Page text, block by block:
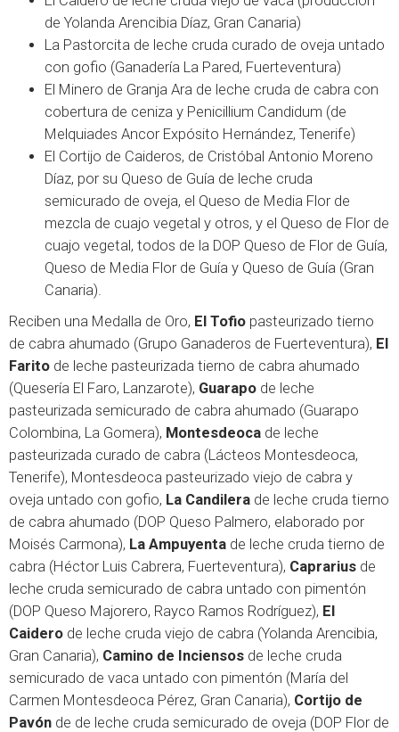
de Yolanda Arencibia Díaz, Gran Canaria)
La Pastorcita de leche cruda curado de oveja untado
con gofio (Ganadería La Pared, Fuerteventura)
El Minero de Granja Ara de leche cruda de cabra con
cobertura de ceniza y Penicillium Candidum (de
Melquiades Ancor Expósito Hernández, Tenerife)
El Cortijo de Caideros, de Cristóbal Antonio Moreno
Díaz, por su Queso de Guía de leche cruda
semicurado de oveja, el Queso de Media Flor de
mezcla de cuajo vegetal y otros, y el Queso de Flor de
cuajo vegetal, todos de la DOP Queso de Flor de Guía,
Queso de Media Flor de Guía y Queso de Guía (Gran
Canaria).
Reciben una Medalla de Oro, El Tofio pasteurizado tierno
de cabra ahumado (Grupo Ganaderos de Fuerteventura), El
Farito de leche pasteurizada tierno de cabra ahumado
(Quesería El Faro, Lanzarote), Guarapo de leche
pasteurizada semicurado de cabra ahumado (Guarapo
Colombina, La Gomera), Montesdeoca de leche
pasteurizada curado de cabra (Lácteos Montesdeoca,
Tenerife), Montesdeoca pasteurizado viejo de cabra y
oveja untado con gofio, La Candilera de leche cruda tierno
de cabra ahumado (DOP Queso Palmero, elaborado por
Moisés Carmona), La Ampuyenta de leche cruda tierno de
cabra (Héctor Luis Cabrera, Fuerteventura), Caprarius de
leche cruda semicurado de cabra untado con pimentón
(DOP Queso Majorero, Rayco Ramos Rodríguez), El
Caidero de leche cruda viejo de cabra (Yolanda Arencibia,
Gran Canaria), Camino de Inciensos de leche cruda
semicurado de vaca untado con pimentón (María del
Carmen Montesdeoca Pérez, Gran Canaria), Cortijo de
Pavón de de leche cruda semicurado de oveja (DOP Flor de